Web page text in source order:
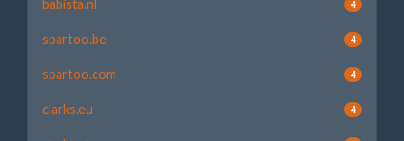
babista.nl 4
spartoo.be 4
spartoo.com 4
clarks.eu 4